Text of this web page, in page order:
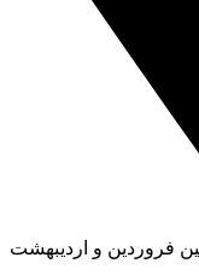
فروردین و اردیبهشت